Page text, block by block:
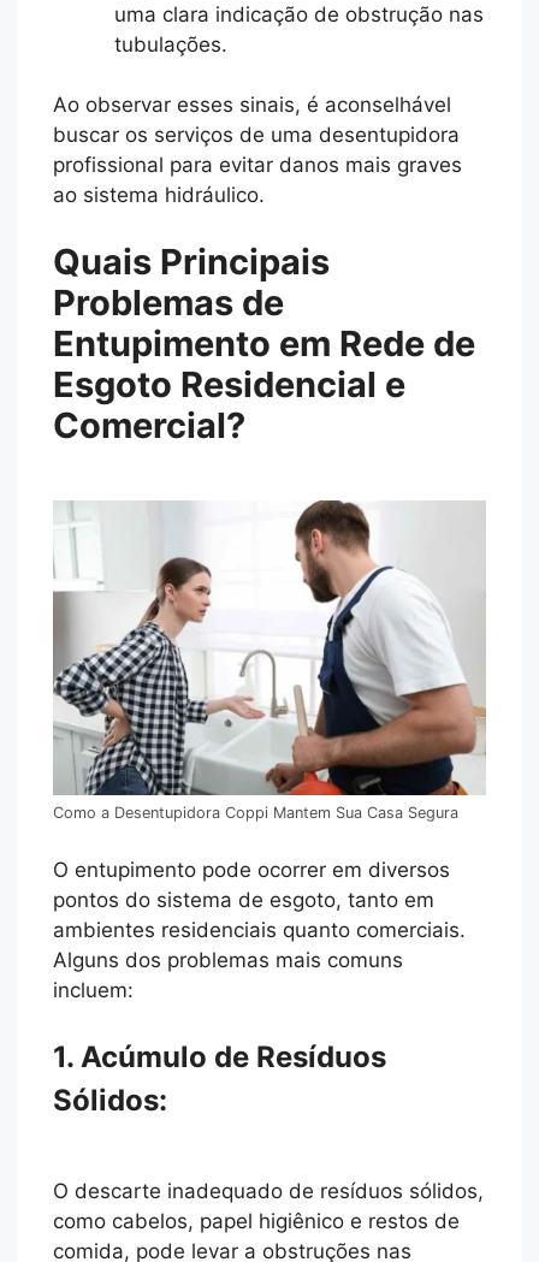
uma clara indicação de obstrução nas
tubulações.
Ao observar esses sinais, é aconselhável
buscar os serviços de uma desentupidora
profissional para evitar danos mais graves
ao sistema hidráulico.
Quais Principais
Problemas de
Entupimento em Rede de
Esgoto Residencial e
Comercial?
Como a Desentupidora Coppi Mantem Sua Casa Segura
O entupimento pode ocorrer em diversos
pontos do sistema de esgoto, tanto em
ambientes residenciais quanto comerciais.
Alguns dos problemas mais comuns
incluem:
1. Acúmulo de Resíduos
Sólidos:
O descarte inadequado de resíduos sólidos,
como cabelos, papel higiênico e restos de
comida, pode levar a obstruções nas